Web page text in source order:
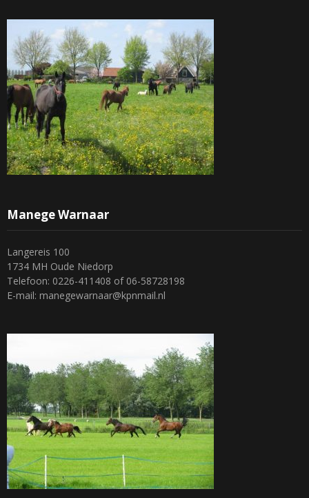
Manege Warnaar
Langereis 100
1734 MH Oude Niedorp
Telefoon: 0226-411408 of 06-58728198
E-mail: manegewarnaar@kpnmail.nl